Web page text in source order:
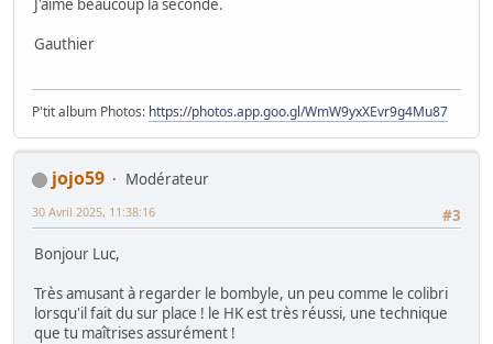
Gauthier
P'tit album Photos: https://photos.app.goo.gl/WmW9yxXEvr9g4Mu87
jojo59
Modérateur
#3
30 Avril 2025, 11:38:16
Bonjour Luc,
Très amusant à regarder le bombyle, un peu comme le colibri
lorsqu'il fait du sur place ! le HK est très réussi, une technique
que tu maîtrises assurément !